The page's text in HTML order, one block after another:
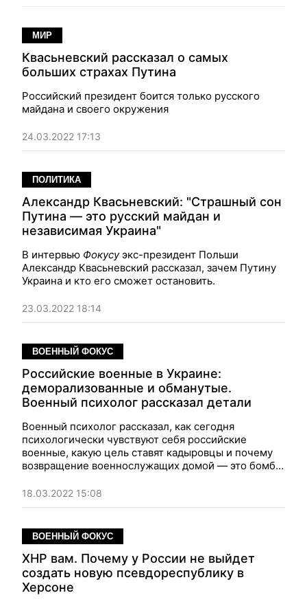
МИР
Квасьневский рассказал о самых
больших страхах Путина
Российский президент боится только русского
майдана и своего окружения
24.03.2022 17:13
ПОЛИТИКА
Александр Квасьневский: "Страшный сон
Путина — это русский майдан и
независимая Украина"
В интервью Фокусуэкс-президент Польши
Александр Квасьневский рассказал, зачем Путину
Украина и кто его сможет остановить.
23.03.2022 18:14
ВОЕННЫЙ ФОКУС
Российские военные в Украине:
деморализованные и обманутые.
Военный психолог рассказал детали
Военный психолог рассказал, как сегодня
психологически чувствуют себя российские
военные, какую цель ставят кадыровцы и почему
возвращение военнослужащих домой — это бомба
18.03.2022 15:08
ВОЕННЫЙ ФОКУС
ХНР вам. Почему у России не выйдет
создать новую псевдореспублику в
Херсоне